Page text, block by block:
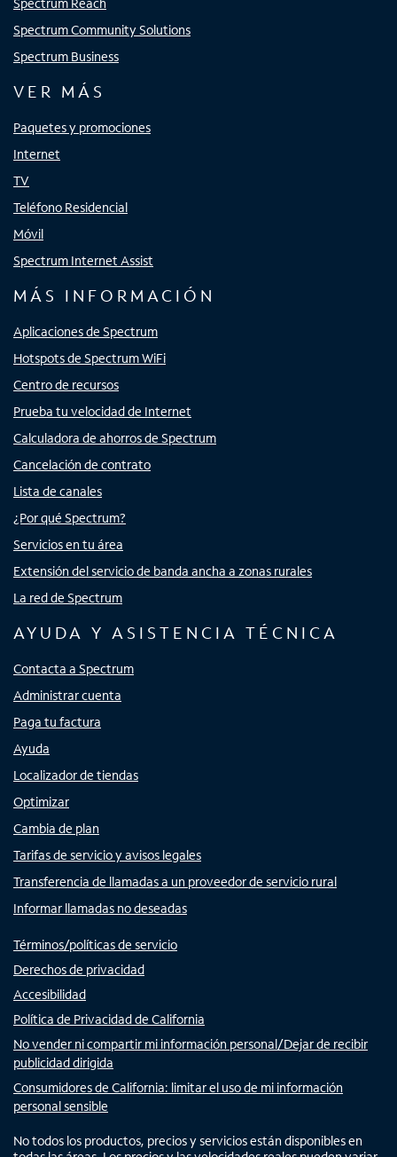
Spectrum Reach
Spectrum Community Solutions
Spectrum Business
VER MÁS
Paquetes y promociones
Internet
TV
Teléfono Residencial
Móvil
Spectrum Internet Assist
MÁS INFORMACIÓN
Aplicaciones de Spectrum
Hotspots de Spectrum WiFi
Centro de recursos
Prueba tu velocidad de Internet
Calculadora de ahorros de Spectrum
Cancelación de contrato
Lista de canales
¿Por qué Spectrum?
Servicios en tu área
Extensión del servicio de banda ancha a zonas rurales
La red de Spectrum
AYUDA Y ASISTENCIA TÉCNICA
Contacta a Spectrum
Administrar cuenta
Paga tu factura
Ayuda
Localizador de tiendas
Optimizar
Cambia de plan
Tarifas de servicio y avisos legales
Transferencia de llamadas a un proveedor de servicio rural
Informar llamadas no deseadas
Términos/políticas de servicio
Derechos de privacidad
Accesibilidad
Política de Privacidad de California
No vender ni compartir mi información personal/Dejar de recibir
publicidad dirigida
Consumidores de California: limitar el uso de mi información
personal sensible
No todos los productos, precios y servicios están disponibles en